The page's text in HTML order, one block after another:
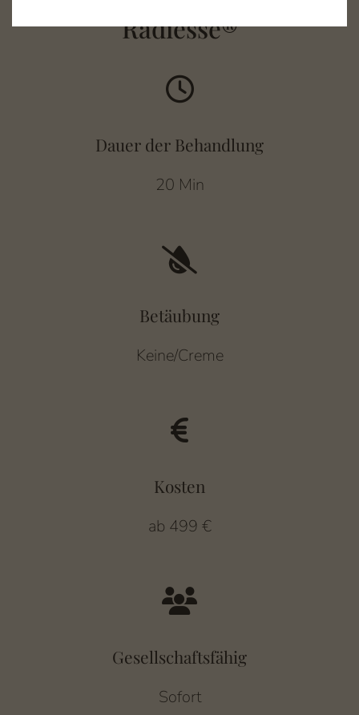
Radiesse®
Abschnitt für Icons und Features
Dauer der Behandlung
20 Min
Betäubung
Keine/Creme
Kosten
ab 499 €
Gesellschaftsfähig
Sofort